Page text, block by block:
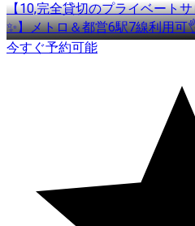
【10,完全貸切のプライベート
✨】メトロ＆都営6駅7線利用可
今すぐ予約可能